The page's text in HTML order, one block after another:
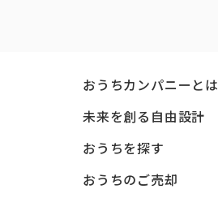
おうちカンパニーとは
未来を創る自由設計
おうちを探す
おうちのご売却